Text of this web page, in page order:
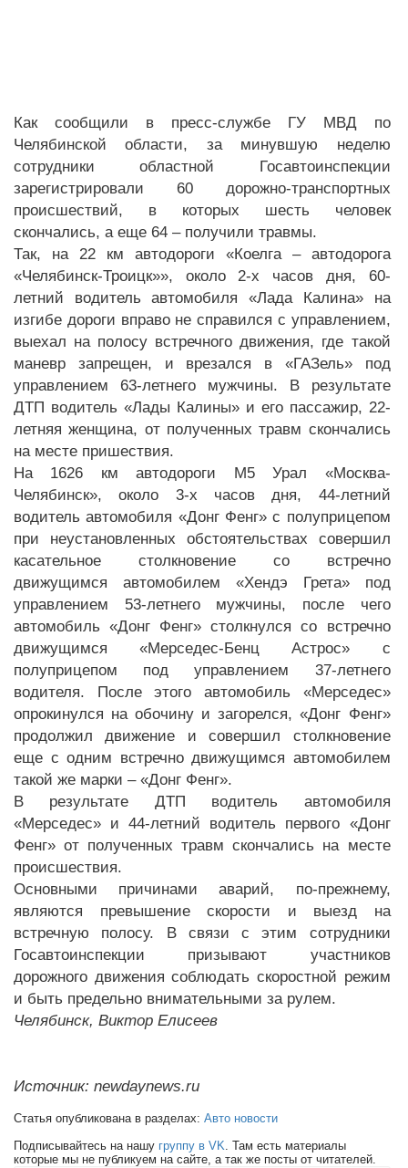
Как сообщили в пресс-службе ГУ МВД по
Челябинской области, за минувшую неделю
сотрудники областной Госавтоинспекции
зарегистрировали 60 дорожно-транспортных
происшествий, в которых шесть человек
скончались, а еще 64 – получили травмы.
Так, на 22 км автодороги «Коелга – автодорога
«Челябинск-Троицк»», около 2-х часов дня, 60-
летний водитель автомобиля «Лада Калина» на
изгибе дороги вправо не справился с управлением,
выехал на полосу встречного движения, где такой
маневр запрещен, и врезался в «ГАЗель» под
управлением 63-летнего мужчины. В результате
ДТП водитель «Лады Калины» и его пассажир, 22-
летняя женщина, от полученных травм скончались
на месте пришествия.
На 1626 км автодороги М5 Урал «Москва-
Челябинск», около 3-х часов дня, 44-летний
водитель автомобиля «Донг Фенг» с полуприцепом
при неустановленных обстоятельствах совершил
касательное столкновение со встречно
движущимся автомобилем «Хендэ Грета» под
управлением 53-летнего мужчины, после чего
автомобиль «Донг Фенг» столкнулся со встречно
движущимся «Мерседес-Бенц Астрос» с
полуприцепом под управлением 37-летнего
водителя. После этого автомобиль «Мерседес»
опрокинулся на обочину и загорелся, «Донг Фенг»
продолжил движение и совершил столкновение
еще с одним встречно движущимся автомобилем
такой же марки – «Донг Фенг».
В результате ДТП водитель автомобиля
«Мерседес» и 44-летний водитель первого «Донг
Фенг» от полученных травм скончались на месте
происшествия.
Основными причинами аварий, по-прежнему,
являются превышение скорости и выезд на
встречную полосу. В связи с этим сотрудники
Госавтоинспекции призывают участников
дорожного движения соблюдать скоростной режим
и быть предельно внимательными за рулем.
Челябинск, Виктор Елисеев
Источник: newdaynews.ru
Статья опубликована в разделах: Авто новости
Подписывайтесь на нашу группу в VK . Там есть материалы
которые мы не публикуем на сайте, а так же посты от читателей.